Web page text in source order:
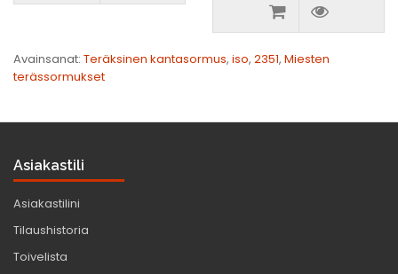
Avainsanat: Teräksinen kantasormus, iso, 2351, Miesten
terässormukset
Asiakastili
Asiakastilini
Tilaushistoria
Toivelista